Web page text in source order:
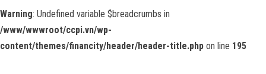
Warning: Undefined variable $breadcrumbs in
/www/wwwroot/ccpi.vn/wp-
content/themes/financity/header/header-title.php on line 195